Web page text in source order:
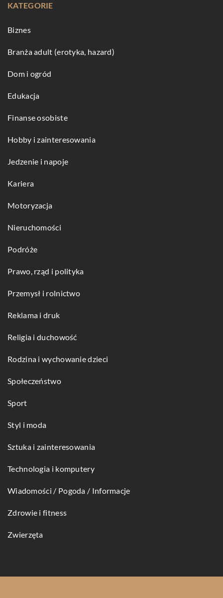
KATEGORIE
Biznes
Branża adult (erotyka, hazard)
Dom i ogród
Edukacja
Finanse osobiste
Hobby i zainteresowania
Jedzenie i napoje
Kariera
Motoryzacja
Nieruchomości
Podróże
Prawo, rząd i polityka
Przemysł i rolnictwo
Reklama i druk
Religia i duchowość
Rodzina i wychowanie dzieci
Społeczeństwo
Sport
Styl i moda
Sztuka i zainteresowania
Technologia i komputery
Wiadomości / Pogoda / Informacje
Zdrowie i fitness
Zwierzęta